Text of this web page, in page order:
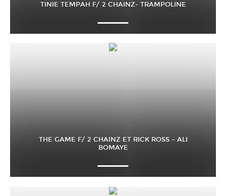
TINIE TEMPAH F/ 2 CHAINZ- TRAMPOLINE
THE GAME F/ 2 CHAINZ ET RICK ROSS – ALI
BOMAYE